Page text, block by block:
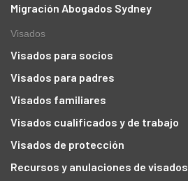
Migración Abogados Sydney
Visados
Visados para socios
Visados para padres
Visados familiares
Visados cualificados y de trabajo
Visados de protección
Recursos y anulaciones de visados